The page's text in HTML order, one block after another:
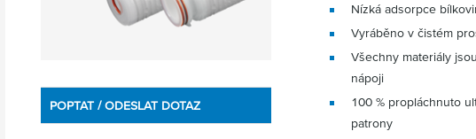
POPTAT / ODESLAT DOTAZ
Nízká adsorpce
Vyráběno v čistém
Všechny materiály jsou
nápoji
100 % propláchnuto
patrony